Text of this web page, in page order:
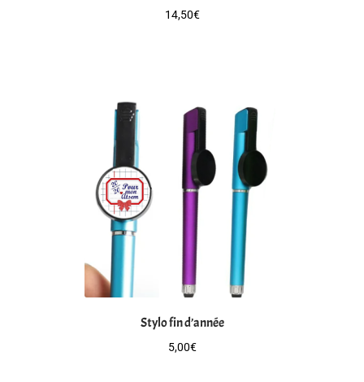
14,50€
Stylo fin d’année
5,00€